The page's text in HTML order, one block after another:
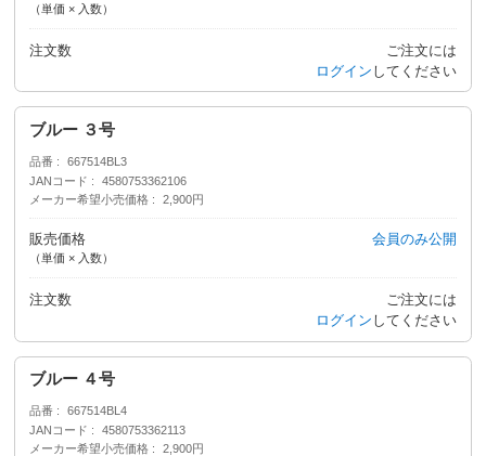
（単価 × 入数）
注文数
ご注文には
ログイン してください
ブルー ３号
品番
667514BL3
JANコード
4580753362106
メーカー希望小売価格
2,900円
販売価格
（単価 × 入数）
会員のみ公開
注文数
ご注文には
ログイン してください
ブルー ４号
品番
667514BL4
JANコード
4580753362113
メーカー希望小売価格
2,900円